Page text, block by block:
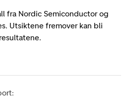
fra Nordic Semiconductor og
Utsiktene fremover kan bli